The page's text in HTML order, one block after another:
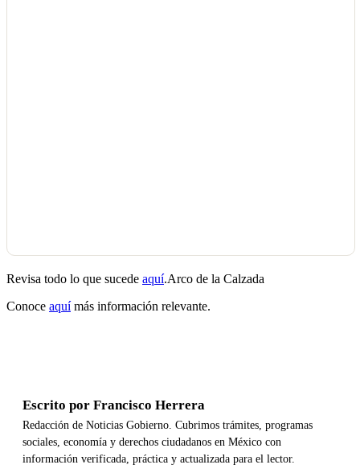
Revisa todo lo que sucede aquí.Arco de la Calzada
Conoce aquímás información relevante.
Escrito por Francisco Herrera
Redacción de Noticias Gobierno. Cubrimos trámites, programas
sociales, economía y derechos ciudadanos en México con
información verificada, práctica y actualizada para el lector.